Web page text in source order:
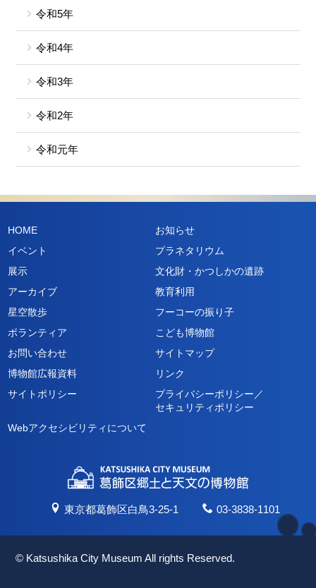
令和5年
令和4年
令和3年
令和2年
令和元年
HOME
お知らせ
イベント
プラネタリウム
展示
文化財・かつしかの遺跡
アーカイブ
教育利用
星空散歩
フーコーの振り子
ボランティア
こども博物館
お問い合わせ
サイトマップ
博物館広報資料
リンク
サイトポリシー
プライバシーポリシー／
セキュリティポリシー
Webアクセシビリティについて
東京都葛飾区白鳥3-25-1 03-3838-1101
© Katsushika City Museum All rights Reserved.